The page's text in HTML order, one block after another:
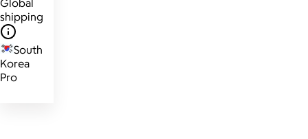
Global
shipping
South
Korea
Pro